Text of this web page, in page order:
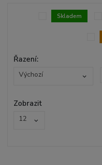
Skladem
Řazení:
Výchozí
Zobrazit
12